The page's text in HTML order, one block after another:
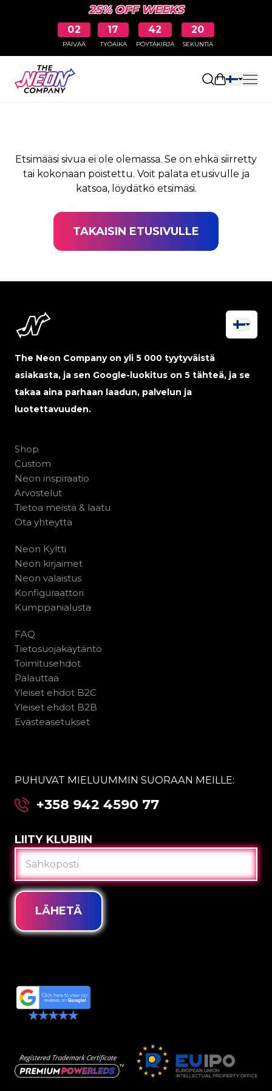
25% OFF WEEKS
02
PÄIVÄÄ
17
TYÖAIKA
42
PÖYTÄKIRJA
20
SEKUNTIA
Avaa
SIVUA EI LÖYDY
Etsimääsi sivua ei ole olemassa. Se on ehkä siirretty
tai kokonaan poistettu. Voit palata etusivulle ja
katsoa, löydätkö etsimäsi.
TAKAISIN ETUSIVULLE
The Neon Company on yli 5 000 tyytyväistä
asiakasta, ja sen Google-luokitus on 5 tähteä, ja se
takaa aina parhaan laadun, palvelun ja
luotettavuuden.
Shop
Custom
Neon inspiraatio
Arvostelut
Tietoa meistä & laatu
Ota yhteyttä
Neon Kyltti
Neon kirjaimet
Neon valaistus
Konfiguraattori
Kumppanialusta
FAQ
Tietosuojakäytäntö
Toimitusehdot
Palauttaa
Yleiset ehdot B2C
Yleiset ehdot B2B
Evästeasetukset
PUHUVAT MIELUUMMIN SUORAAN MEILLE:
+358 942 4590 77
LIITY KLUBIIN
SÄHKÖPOSTI
LÄHETÄ